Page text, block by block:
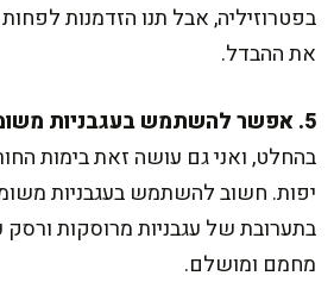
בפטרוזיליה, אבל תנו הזדמנות
את ההבדל.
5. אפשר להשתמש בעגבניות משומרות?
בהחלט, ואני גם עושה זאת בימות
יפות. חשוב להשתמש בעגבניות
בתערובת של עגבניות מרוסקות ורסק
מחמם ומושלם.